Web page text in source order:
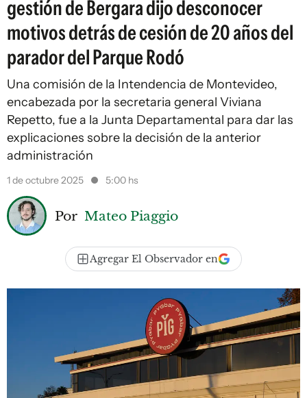
gestión de Bergara dijo desconocer
motivos detrás de cesión de 20 años del
parador del Parque Rodó
Una comisión de la Intendencia de Montevideo,
encabezada por la secretaria general Viviana
Repetto, fue a la Junta Departamental para dar las
explicaciones sobre la decisión de la anterior
administración
1 de octubre 2025 5:00 hs
Por Mateo Piaggio
Agregar El Observador en